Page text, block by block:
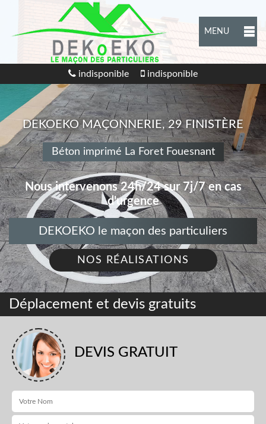
MENU
indisponible indisponible
DEKOEKO MAÇONNERIE, 29 FINISTÈRE
Béton imprimé La Foret Fouesnant
Nous intervenons 24h/24 sur 7j/7 en cas
d'urgence
DEKOEKO le maçon des particuliers
NOS RÉALISATIONS
Déplacement et devis gratuits
DEVIS GRATUIT